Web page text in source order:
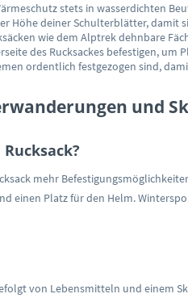
stets in wasserdichten
Höhe deiner Schulterblätter, damit
wie dem Alptrek dehnbare
des Rucksackes befestigen, um
ordentlich festgezogen sind,
und
mehr
einen Platz für den Helm.
von Lebensmitteln und einem